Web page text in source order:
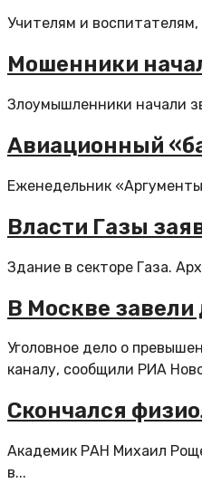
Учителям и
Мошенники
Злоумышленники начали
Авиационный
Еженедельник
Власти Газы
Здание в секторе Газа.
В Москве
Уголовное дело о
каналу, сообщили РИА
Скончался
Академик РАН Михаил
в...